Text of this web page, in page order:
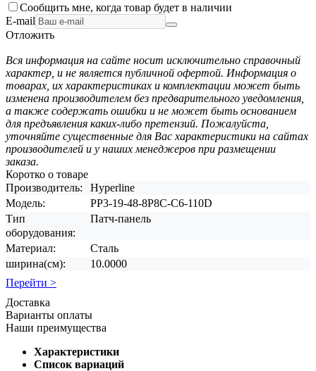
Сообщить мне, когда товар будет в наличии
E-mail
Отложить
Вся информация на сайте носит исключительно справочный
характер, и не является публичной офертой. Информация о
товарах, их характеристиках и комплектации может быть
изменена производителем без предварительного уведомления,
а также содержать ошибки и не может быть основанием
для предъявления каких-либо претензий. Пожалуйста,
уточняйте существенные для Вас характеристики на сайтах
производителей и у наших менеджеров при размещении
заказа.
Коротко о товаре
Производитель:
Hyperline
Модель:
PP3-19-48-8P8C-C6-110D
Тип
оборудования:
Патч-панель
Материал:
Сталь
ширина(см):
10.0000
Перейти >
Доставка
Варианты оплаты
Наши преимущества
Характеристики
Список вариаций